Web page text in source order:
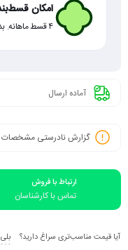
امکان
۴ قسط ماهانه. بدون سود، چک و ضامن.
آماده ارسال
گزارش نادرستی مشخصات
ارتباط با فروش
تماس با کارشناسان
آیا قیمت مناسب‌تری سراغ دارید؟ بلی